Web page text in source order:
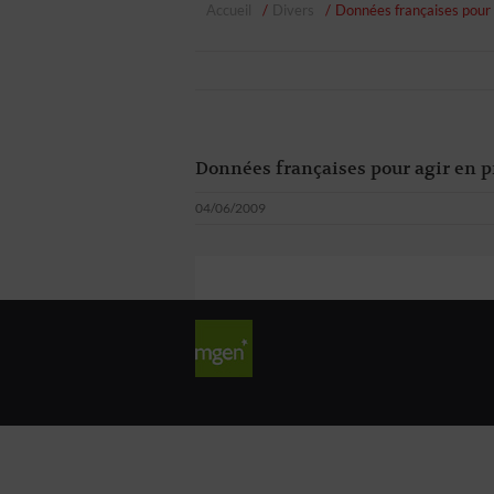
Données françaises
Données françaises pour agir en
04/06/2009